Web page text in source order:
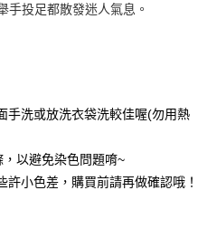
)免運費
)免運費
上)免運費
手投足都散發迷人氣息。
手洗或放洗衣袋洗較佳喔(勿用熱
以避免染色問題唷~
小色差，購買前請再做確認哦！